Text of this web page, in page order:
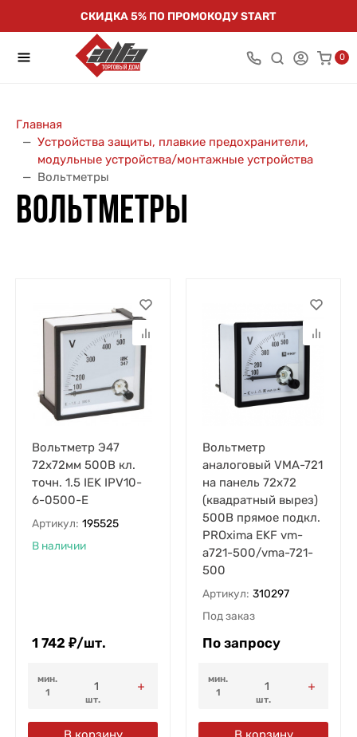
СКИДКА 5% ПО ПРОМОКОДУ START
0
Главная
Устройства защиты, плавкие предохранители,
модульные устройства/монтажные устройства
Вольтметры
ВОЛЬТМЕТРЫ
Вольтметр Э47
72х72мм 500В кл.
точн. 1.5 IEK IPV10-
6-0500-E
Артикул: 195525
В наличии
1 742 ₽/шт.
мин.
1
шт.
Вольтметр
аналоговый VMA-721
на панель 72х72
(квадратный вырез)
500В прямое подкл.
PROxima EKF vm-
a721-500/vma-721-
500
Артикул: 310297
Под заказ
По запросу
мин.
1
шт.